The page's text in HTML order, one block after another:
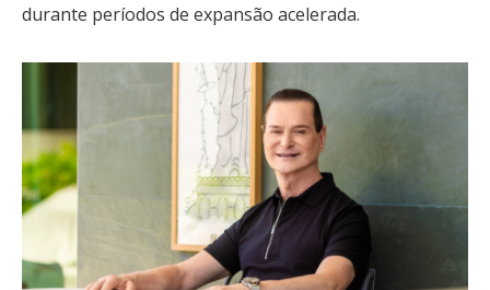
durante períodos de expansão acelerada.